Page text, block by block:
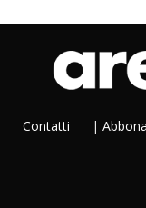
Contatti |